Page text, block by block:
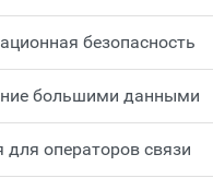
безопасность
большими данными
для операторов связи